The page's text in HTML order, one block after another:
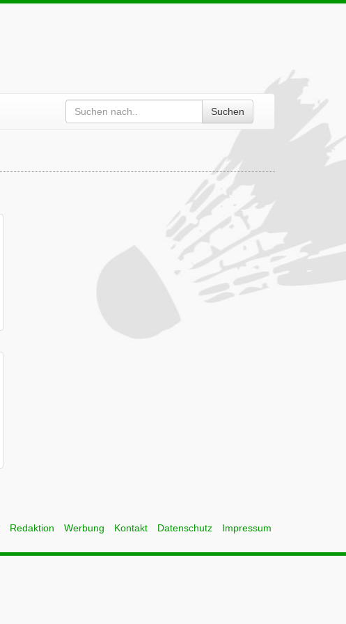
Suchen
Redaktion Werbung Kontakt Datenschutz Impressum